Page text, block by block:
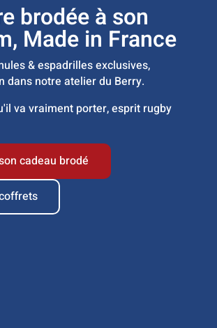
brodée à son
Made in France
& espadrilles exclusives,
dans notre atelier du Berry.
va vraiment porter, esprit rugby
cadeau brodé